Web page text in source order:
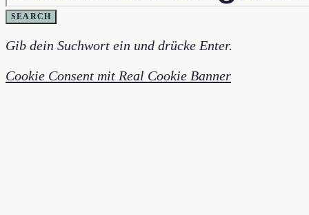
SEARCH
Gib dein Suchwort ein und drücke Enter.
Cookie Consent mit Real Cookie Banner